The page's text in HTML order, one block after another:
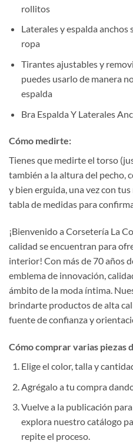
rollitos
Laterales y espalda anchos
ropa
Tirantes ajustables y
puedes usarlo de manera
espalda
Bra Espalda Y Laterales
Cómo medirte:
Tienes que medirte el torso
también a la altura del pecho,
y bien erguida, una vez con
tabla de medidas para
¡Bienvenido a Corsetería La
calidad se encuentran para
interior! Con más de 70 años
emblema de innovación,
ámbito de la moda íntima.
brindarte productos de alta
fuente de confianza y
Cómo comprar varias piezas
Elige el color, talla y
Agrégalo a tu compra
Vuelve a la publicación
explora nuestro catálogo
repite el proceso.